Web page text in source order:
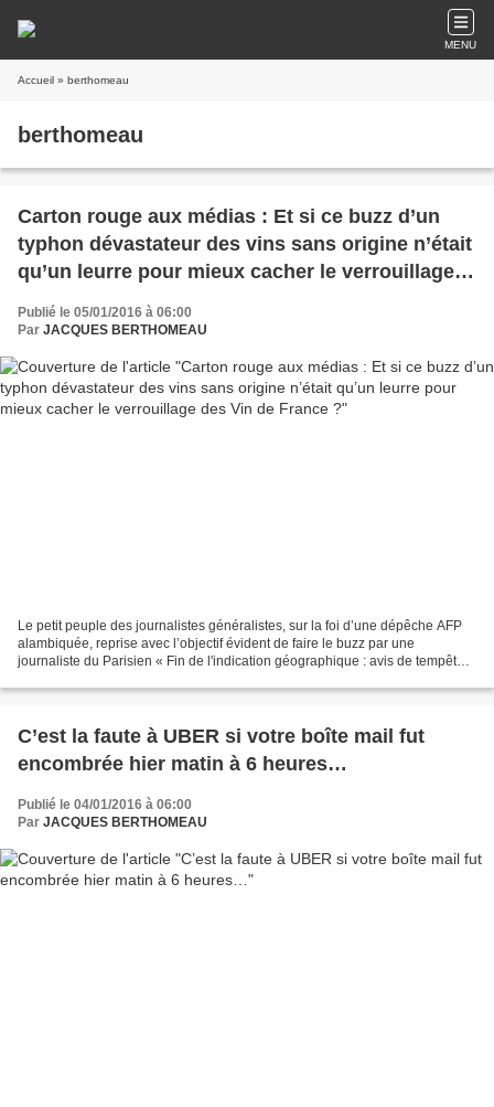
MENU
Accueil » berthomeau
berthomeau
Carton rouge aux médias : Et si ce buzz d’un
typhon dévastateur des vins sans origine n’était
qu’un leurre pour mieux cacher le verrouillage
des Vin de France ?
Publié le 05/01/2016 à 06:00
Par JACQUES BERTHOMEAU
Le petit peuple des journalistes généralistes, sur la foi d’une dépêche AFP
alambiquée, reprise avec l’objectif évident de faire le buzz par une
journaliste du Parisien « Fin de l'indication géographique : avis de tempête
C’est la faute à UBER si votre boîte mail fut
encombrée hier matin à 6 heures…
Publié le 04/01/2016 à 06:00
Par JACQUES BERTHOMEAU